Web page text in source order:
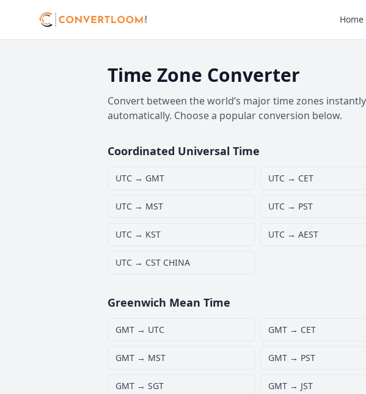
Home
Time Zone Converter
Convert between the world’s major time zones
automatically. Choose a popular conversion below.
Coordinated Universal Time
UTC → GMT UTC → CET
UTC → MST UTC → PST
UTC → KST UTC → AEST
UTC → CST CHINA
Greenwich Mean Time
GMT → UTC GMT → CET
GMT → MST GMT → PST
GMT → SGT GMT → JST